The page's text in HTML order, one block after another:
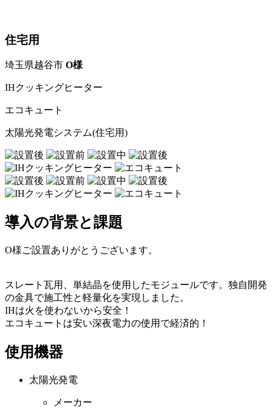
住宅用
埼玉県越谷市 O様
IHクッキングヒーター
エコキュート
太陽光発電システム(住宅用)
導入の背景と課題
O様ご設置ありがとうございます。
スレート瓦用、単結晶を使用したモジュールです。独自開発
の金具で施工性と軽量化を実現しました。
IHは火を使わないから安全！
エコキュートは安い深夜電力の使用で経済的！
使用機器
太陽光発電
メーカー